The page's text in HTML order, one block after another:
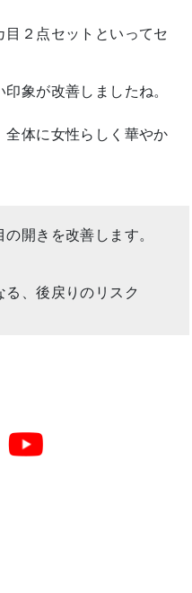
２点セットといってセ
象が改善しましたね。
体に女性らしく華やか
開きを改善します。
、後戻りのリスク